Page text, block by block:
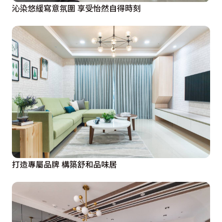
沁染悠緩寫意氛圍 享受怡然自得時刻
打造專屬品牌 構築舒和品味居